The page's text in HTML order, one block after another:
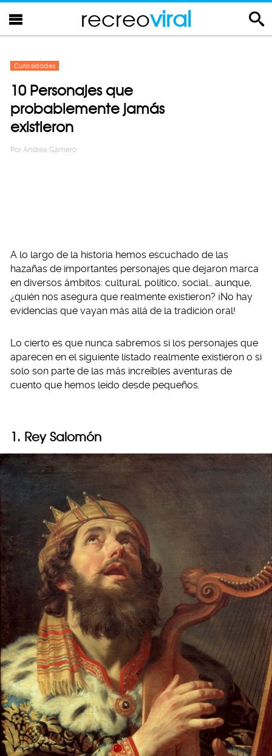
recreoviral
Curiosidades
10 Personajes que
probablemente jamás
existieron
Por Andrea Gamero
A lo largo de la historia hemos escuchado de las
hazañas de importantes personajes que dejaron marca
en diversos ámbitos: cultural, político, social… aunque,
¿quién nos asegura que realmente existieron? ¡No hay
evidencias que vayan más allá de la tradición oral!
Lo cierto es que nunca sabremos si los personajes que
aparecen en el siguiente listado realmente existieron o si
solo son parte de las más increíbles aventuras de
cuento que hemos leído desde pequeños.
1. Rey Salomón